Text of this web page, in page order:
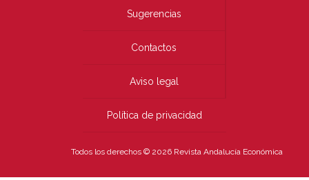
Sugerencias
Contactos
Aviso legal
Política de privacidad
Todos los derechos © 2026 Revista Andalucía Económica